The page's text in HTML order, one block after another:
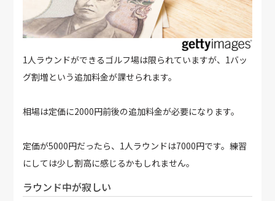
1人ラウンドができるゴルフ場は限られていますが、1バッ
グ割増という追加料金が課せられます。
相場は定価に2000円前後の追加料金が必要になります。
定価が5000円だったら、1人ラウンドは7000円です。練習
にしては少し割高に感じるかもしれません。
ラウンド中が寂しい